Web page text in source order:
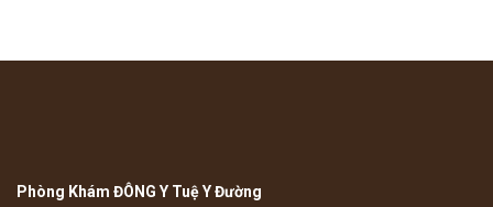
nào?
Phòng Khám ĐÔNG Y Tuệ Y Đường